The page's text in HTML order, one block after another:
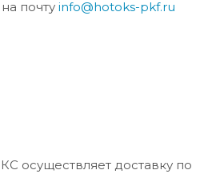
почту info@hotoks-pkf.ru
осуществляет доставку по